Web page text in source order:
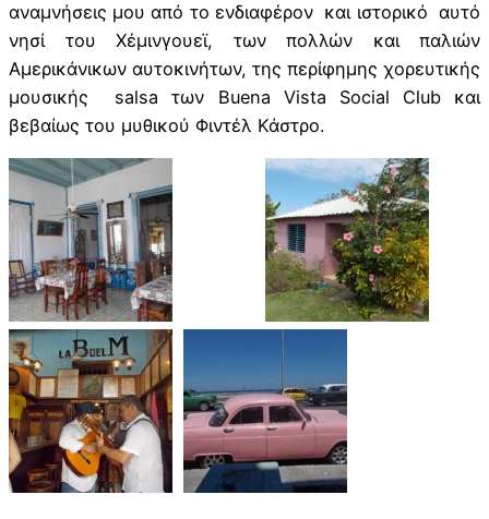
αναμνήσεις μου από το ενδιαφέρον και ιστορικό αυτό
νησί του Χέμινγουεϊ, των πολλών και παλιών
Αμερικάνικων αυτοκινήτων, της περίφημης χορευτικής
μουσικής salsa των Buena Vista Social Club και
βεβαίως του μυθικού Φιντέλ Κάστρο.